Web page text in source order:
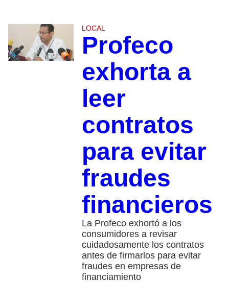
LOCAL
Profeco
exhorta a
leer
contratos
para evitar
fraudes
financieros
La Profeco exhortó a los
consumidores a revisar
cuidadosamente los contratos
antes de firmarlos para evitar
fraudes en empresas de
financiamiento